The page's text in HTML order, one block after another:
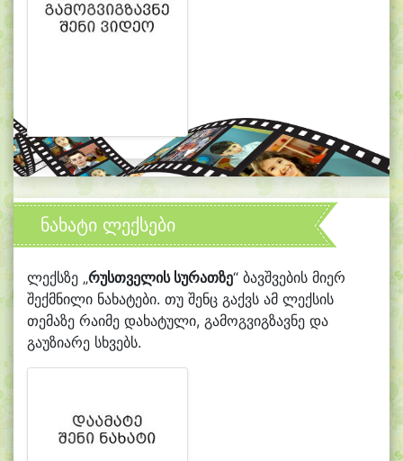
ნახატი ლექსები
ლექსზე „რუსთველის სურათზე“ ბავშვების მიერ
შექმნილი ნახატები. თუ შენც გაქვს ამ ლექსის
თემაზე რაიმე დახატული, გამოგვიგზავნე და
გაუზიარე სხვებს.